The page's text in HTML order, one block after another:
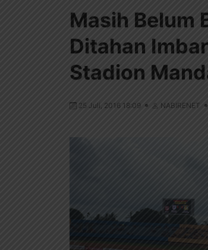
Masih Belum
Ditahan
Stadion
25 Juli, 2016 18:09 NABIRENET